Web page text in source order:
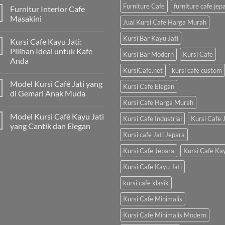
Furnitur Interior Cafe
Masakini
Kursi Cafe Kayu Jati:
Pilihan Ideal untuk Kafe
Anda
Model Kursi Café Jati yang
di Gemari Anak Muda
Model Kursi Café Kayu Jati
yang Cantik dan Elegan
Furniture Cafe
furniture cafe
Jual Kursi Cafe Harga Murah
Kursi Bar Kayu Jati
Kursi Bar Modern
Kursi Cafe
KursiCafe.net
kursi cafe custom
Kursi Cafe Elegan
Kursi Cafe Harga Murah
Kursi Cafe Industrial
Kursi Cafe
Kursi cafe Jati Jepara
Kursi Cafe Jepara
Kursi Cafe
Kursi Cafe Kayu Jati
kursi cafe klasik
Kursi Cafe Minimalis
Kursi Cafe Minimalis Modern